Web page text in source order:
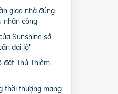
giao nhà đúng
nhân công
Sunshine sở
đại lộ"
đất Thủ Thiêm
thời thượng mang